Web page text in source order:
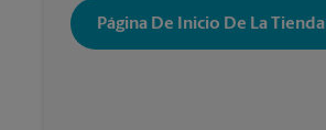
Página De Inicio De La Tienda